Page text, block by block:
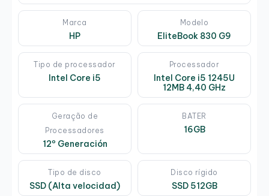
Marca
HP
Modelo
EliteBook 830 G9
Tipo de processador
Intel Core i5
Processador
Intel Core i5 1245U
12MB 4,40 GHz
Geração de
Processadores
12º Generación
BATER
16GB
Tipo de disco
SSD (Alta velocidad)
Disco rígido
SSD 512GB